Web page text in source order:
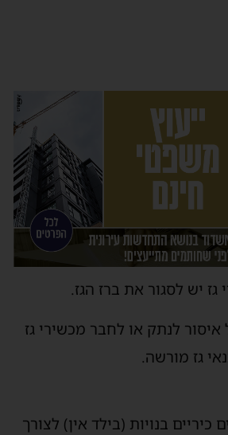
גז יש לסגור את ברז הגז.
איסור לנתק או לחבר מכשירי גז
גז מורשה.
כיריים בנויות (בילד אין) לצורך